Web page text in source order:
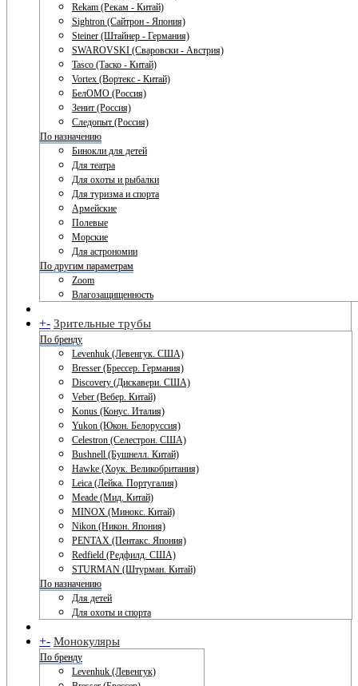
Rekam (Рекам - Китай)
Sightron (Сайтрон - Япония)
Steiner (Штайнер - Германия)
SWAROVSKI (Сваровски - Австрия)
Tasco (Таско - Китай)
Vortex (Вортекс - Китай)
БелОМО (Россия)
Зенит (Россия)
Следопыт (Россия)
По назначению
Бинокли для детей
Для театра
Для охоты и рыбалки
Для туризма и спорта
Армейские
Полевые
Морские
Для астрономии
По другим параметрам
Zoom
Влагозащищенность
+- Зрительные трубы
По бренду
Levenhuk (Левенгук. США)
Bresser (Брессер. Германия)
Discovery (Дискавери. США)
Veber (Вебер. Китай)
Konus (Конус. Италия)
Yukon (Юкон. Белоруссия)
Celestron (Селестрон. США)
Bushnell (Бушнелл. Китай)
Hawke (Хоук. Великобритания)
Leica (Лейка. Португалия)
Meade (Мид. Китай)
MINOX (Минокс. Китай)
Nikon (Никон. Япония)
PENTAX (Пентакс. Япония)
Redfield (Редфилд. США)
STURMAN (Штурман. Китай)
По назначению
Для детей
Для охоты и спорта
+- Монокуляры
По бренду
Levenhuk (Левенгук)